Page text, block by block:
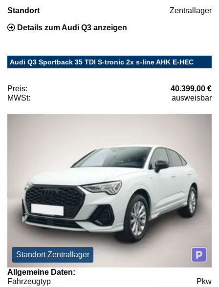
Standort Zentrallager
Details zum Audi Q3 anzeigen
Audi Q3 Sportback 35 TDI S-tronic 2x s-line AHK E-HEC
Preis:
40.399,00 €
MWSt:
ausweisbar
Standort Zentrallager
Allgemeine Daten:
Fahrzeugtyp
Pkw